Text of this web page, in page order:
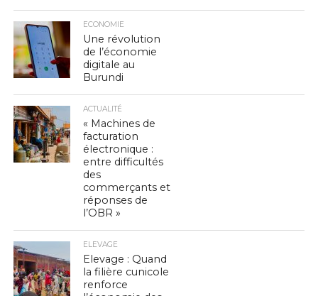
ECONOMIE
Une révolution
de l’économie
digitale au
Burundi
ACTUALITÉ
« Machines de
facturation
électronique :
entre difficultés
des
commerçants et
réponses de
l’OBR »
ELEVAGE
Elevage : Quand
la filière cunicole
renforce